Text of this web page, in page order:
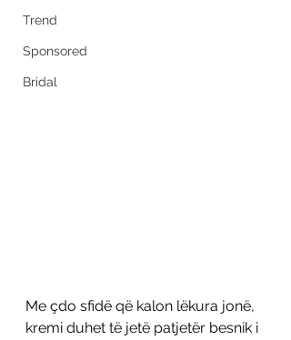
Trend
Sponsored
Bridal
Me çdo sfidë që kalon lëkura jonë,
kremi duhet të jetë patjetër besnik i